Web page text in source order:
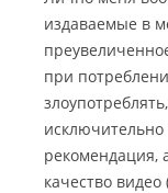
е
н
ь
издаваемые в
при
исключительно
рекомендация,
качество видео